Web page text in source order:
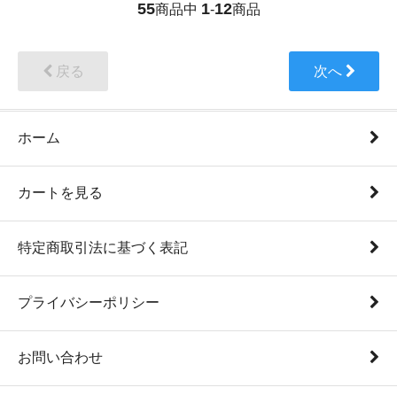
55商品中 1-12商品
戻る 次へ
ホーム
カートを見る
特定商取引法に基づく表記
プライバシーポリシー
お問い合わせ